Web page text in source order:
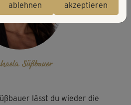
lässt du wieder die
Süßbauer
ablehnen
akzeptieren